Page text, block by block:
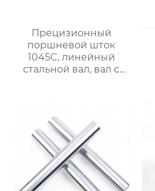
Прецизионный
поршневой шток
1045C, линейный
стальной вал, вал с
хромированный
полированный вал.
$900/ton